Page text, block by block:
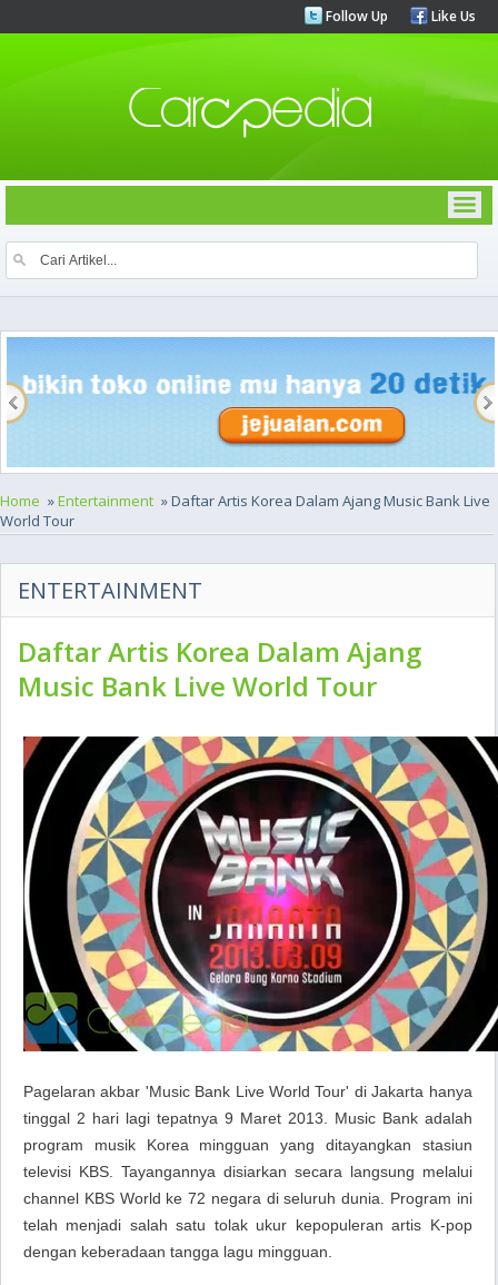
Follow Up Like Us
Home »Entertainment » Daftar Artis Korea Dalam Ajang Music Bank Live
World Tour
ENTERTAINMENT
Daftar Artis Korea Dalam Ajang
Music Bank Live World Tour
Pagelaran akbar 'Music Bank Live World Tour' di Jakarta hanya
tinggal 2 hari lagi tepatnya 9 Maret 2013. Music Bank adalah
program musik Korea mingguan yang ditayangkan stasiun
televisi KBS. Tayangannya disiarkan secara langsung melalui
channel KBS World ke 72 negara di seluruh dunia. Program ini
telah menjadi salah satu tolak ukur kepopuleran artis K-pop
dengan keberadaan tangga lagu mingguan.